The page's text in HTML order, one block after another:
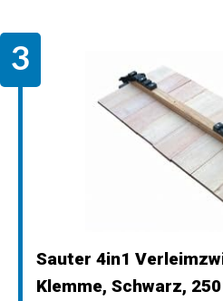
Sauter 4in1
Klemme, Schwarz,